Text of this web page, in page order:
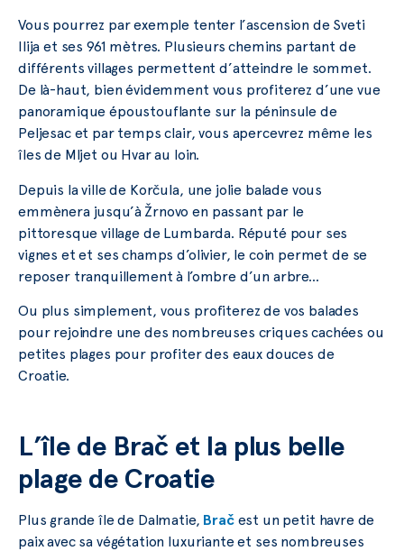
Vous pourrez par exemple tenter l’ascension de Sveti
Ilija et ses 961 mètres. Plusieurs chemins partant de
différents villages permettent d’atteindre le sommet.
De là-haut, bien évidemment vous profiterez d’une vue
panoramique époustouflante sur la péninsule de
Peljesac et par temps clair, vous apercevrez même les
îles de Mljet ou Hvar au loin.
Depuis la ville de Korčula, une jolie balade vous
emmènera jusqu’à Žrnovo en passant par le
pittoresque village de Lumbarda. Réputé pour ses
vignes et et ses champs d’olivier, le coin permet de se
reposer tranquillement à l’ombre d’un arbre…
Ou plus simplement, vous profiterez de vos balades
pour rejoindre une des nombreuses criques cachées ou
petites plages pour profiter des eaux douces de
Croatie.
L’île de Brač et la plus belle
plage de Croatie
Plus grande île de Dalmatie, Bračest un petit havre de
paix avec sa végétation luxuriante et ses nombreuses